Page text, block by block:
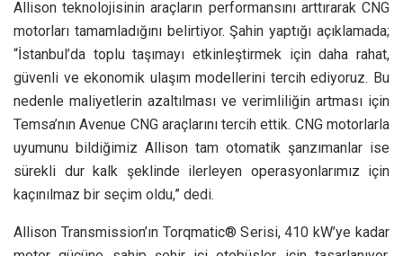
Allison teknolojisinin araçların performansını arttırarak CNG
motorları tamamladığını belirtiyor. Şahin yaptığı açıklamada;
“İstanbul’da toplu taşımayı etkinleştirmek için daha rahat,
güvenli ve ekonomik ulaşım modellerini tercih ediyoruz. Bu
nedenle maliyetlerin azaltılması ve verimliliğin artması için
Temsa’nın Avenue CNG araçlarını tercih ettik. CNG motorlarla
uyumunu bildiğimiz Allison tam otomatik şanzımanlar ise
sürekli dur kalk şeklinde ilerleyen operasyonlarımız için
kaçınılmaz bir seçim oldu,” dedi.
Allison Transmission’ın Torqmatic® Serisi, 410 kW’ye kadar